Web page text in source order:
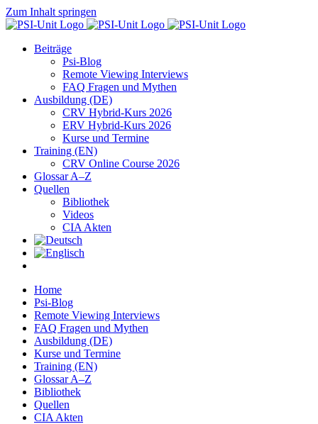
Zum Inhalt springen
Beiträge
Psi-Blog
Remote Viewing Interviews
FAQ Fragen und Mythen
Ausbildung (DE)
CRV Hybrid-Kurs 2026
ERV Hybrid-Kurs 2026
Kurse und Termine
Training (EN)
CRV Online Course 2026
Glossar A–Z
Quellen
Bibliothek
Videos
CIA Akten
Home
Psi-Blog
Remote Viewing Interviews
FAQ Fragen und Mythen
Ausbildung (DE)
Kurse und Termine
Training (EN)
Glossar A–Z
Bibliothek
Quellen
CIA Akten